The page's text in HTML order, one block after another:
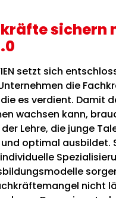
sichern
setzt sich
die
es verdient. Damit
wachsen kann,
Lehre, die junge
optimal ausbildet.
nicht